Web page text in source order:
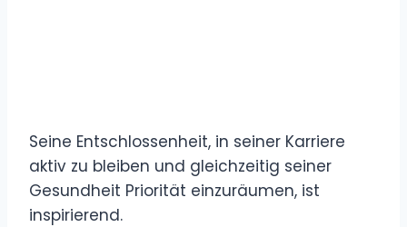
Seine Entschlossenheit, in seiner Karriere
aktiv zu bleiben und gleichzeitig seiner
Gesundheit Priorität einzuräumen, ist
inspirierend.